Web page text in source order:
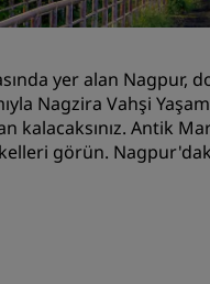
Etkinlik
Uçuş ara
Uçuş ara
yer alan Nagpur,
Nagzira Vahşi
kalacaksınız. Antik
görün.